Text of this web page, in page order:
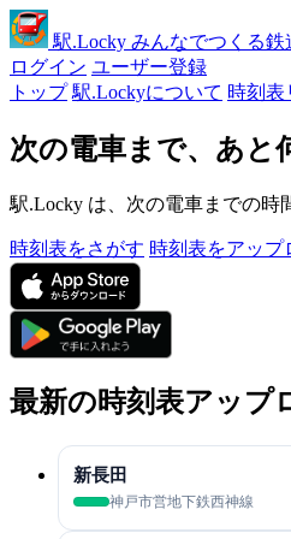
駅.Locky みんなでつくる鉄
ログイン ユーザー登録
トップ 駅.Lockyについて 時刻表
次の電車まで、あと
駅.Locky は、次の電車までの時
時刻表をさがす 時刻表をアップ
最新の時刻表アップ
新長田
神戸市営地下鉄西神線